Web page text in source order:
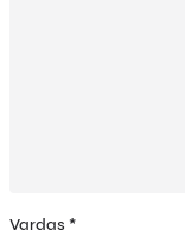
Vardas *